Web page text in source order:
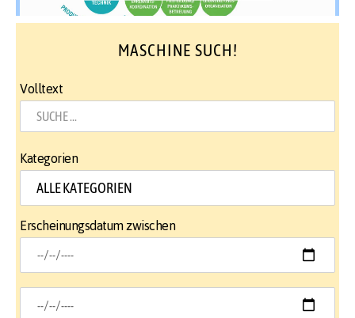
MASCHINE SUCH!
Volltext
Kategorien
Erscheinungsdatum zwischen